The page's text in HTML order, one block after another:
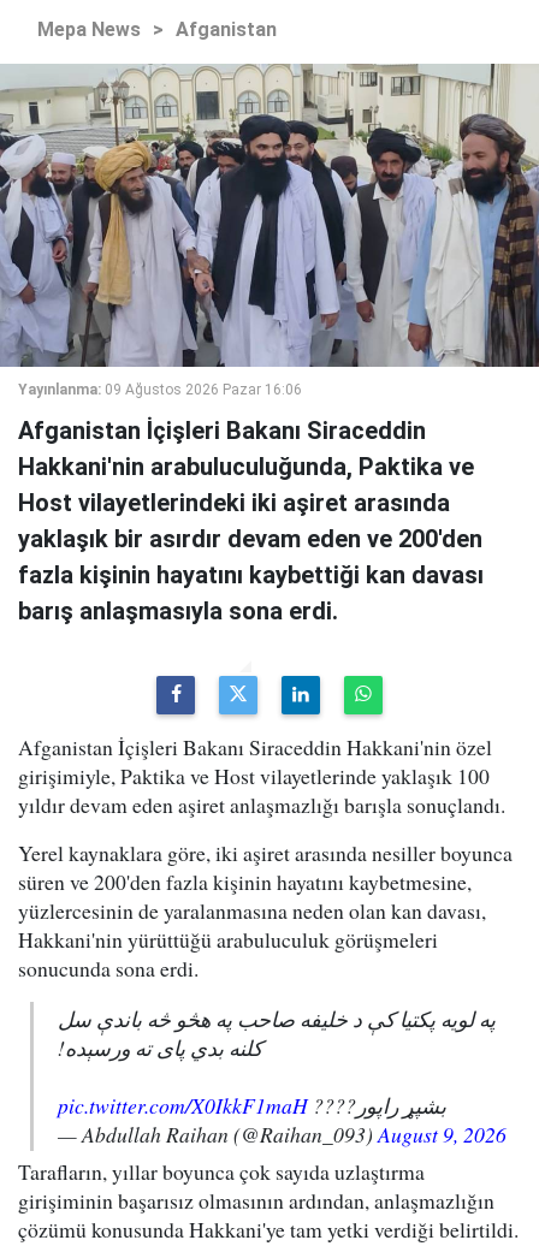
Mepa News > Afganistan
Yayınlanma: 09 Ağustos 2026 Pazar 16:06
Afganistan İçişleri Bakanı Siraceddin
Hakkani'nin arabuluculuğunda, Paktika ve
Host vilayetlerindeki iki aşiret arasında
yaklaşık bir asırdır devam eden ve 200'den
fazla kişinin hayatını kaybettiği kan davası
barış anlaşmasıyla sona erdi.
Afganistan İçişleri Bakanı Siraceddin Hakkani'nin özel
girişimiyle, Paktika ve Host vilayetlerinde yaklaşık 100
yıldır devam eden aşiret anlaşmazlığı barışla sonuçlandı.
Yerel kaynaklara göre, iki aşiret arasında nesiller boyunca
süren ve 200'den fazla kişinin hayatını kaybetmesine,
yüzlercesinin de yaralanmasına neden olan kan davası,
Hakkani'nin yürüttüğü arabuluculuk görüşmeleri
sonucunda sona erdi.
په لویه پکتیا کې د خلیفه صاحب په هڅو څه باندې سل
کلنه بدي پای ته ورسېده!
بشپړ راپور????pic.twitter.com/X0IkkF1maH
— Abdullah Raihan (@Raihan_093)August 9, 2026
Tarafların, yıllar boyunca çok sayıda uzlaştırma
girişiminin başarısız olmasının ardından, anlaşmazlığın
çözümü konusunda Hakkani'ye tam yetki verdiği belirtildi.